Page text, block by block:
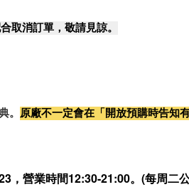
取消訂單，敬請見諒。
。 原廠不一定會在「開放預購時告知
，營業時間12:30-21:00。(每周二